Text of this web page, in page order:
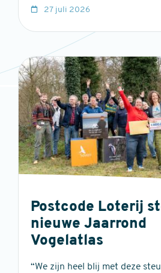
27 juli 2026
Postcode Loterij
nieuwe Jaarrond
Vogelatlas
“We zijn heel blij met deze